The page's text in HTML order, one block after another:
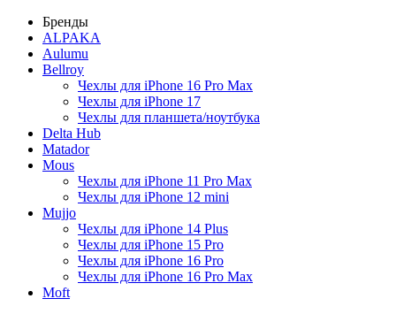
Бренды
ALPAKA
Aulumu
Bellroy
Чехлы для iPhone 16 Pro Max
Чехлы для iPhone 17
Чехлы для планшета/ноутбука
Delta Hub
Matador
Mous
Чехлы для iPhone 11 Pro Max
Чехлы для iPhone 12 mini
Mujjo
Чехлы для iPhone 14 Plus
Чехлы для iPhone 15 Pro
Чехлы для iPhone 16 Pro
Чехлы для iPhone 16 Pro Max
Moft